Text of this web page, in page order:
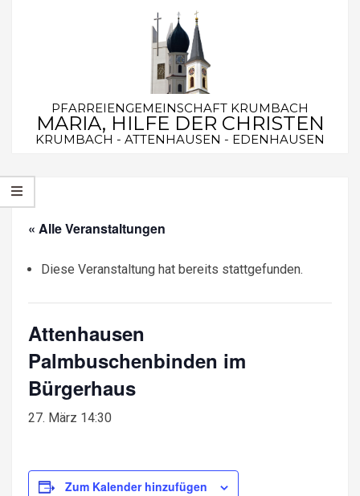
PFARREIENGEMEINSCHAFT KRUMBACH
MARIA, HILFE DER CHRISTEN
KRUMBACH - ATTENHAUSEN - EDENHAUSEN
Secondary
Navigation
« Alle Veranstaltungen
Diese Veranstaltung hat bereits stattgefunden.
Attenhausen
Palmbuschenbinden im
Bürgerhaus
27. März 14:30
Zum Kalender hinzufügen